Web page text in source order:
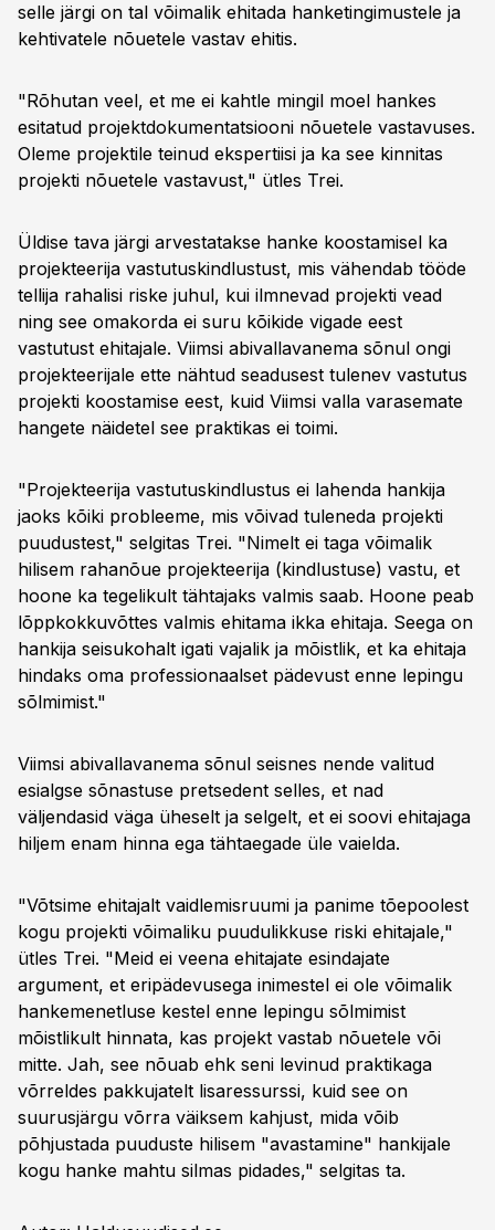
selle järgi on tal võimalik ehitada hanketingimustele ja
kehtivatele nõuetele vastav ehitis.
"Rõhutan veel, et me ei kahtle mingil moel hankes
esitatud projektdokumentatsiooni nõuetele vastavuses.
Oleme projektile teinud ekspertiisi ja ka see kinnitas
projekti nõuetele vastavust," ütles Trei.
Üldise tava järgi arvestatakse hanke koostamisel ka
projekteerija vastutuskindlustust, mis vähendab tööde
tellija rahalisi riske juhul, kui ilmnevad projekti vead
ning see omakorda ei suru kõikide vigade eest
vastutust ehitajale. Viimsi abivallavanema sõnul ongi
projekteerijale ette nähtud seadusest tulenev vastutus
projekti koostamise eest, kuid Viimsi valla varasemate
hangete näidetel see praktikas ei toimi.
"Projekteerija vastutuskindlustus ei lahenda hankija
jaoks kõiki probleeme, mis võivad tuleneda projekti
puudustest," selgitas Trei. "Nimelt ei taga võimalik
hilisem rahanõue projekteerija (kindlustuse) vastu, et
hoone ka tegelikult tähtajaks valmis saab. Hoone peab
lõppkokkuvõttes valmis ehitama ikka ehitaja. Seega on
hankija seisukohalt igati vajalik ja mõistlik, et ka ehitaja
hindaks oma professionaalset pädevust enne lepingu
sõlmimist."
Viimsi abivallavanema sõnul seisnes nende valitud
esialgse sõnastuse pretsedent selles, et nad
väljendasid väga üheselt ja selgelt, et ei soovi ehitajaga
hiljem enam hinna ega tähtaegade üle vaielda.
"Võtsime ehitajalt vaidlemisruumi ja panime tõepoolest
kogu projekti võimaliku puudulikkuse riski ehitajale,"
ütles Trei. "Meid ei veena ehitajate esindajate
argument, et eripädevusega inimestel ei ole võimalik
hankemenetluse kestel enne lepingu sõlmimist
mõistlikult hinnata, kas projekt vastab nõuetele või
mitte. Jah, see nõuab ehk seni levinud praktikaga
võrreldes pakkujatelt lisaressurssi, kuid see on
suurusjärgu võrra väiksem kahjust, mida võib
põhjustada puuduste hilisem "avastamine" hankijale
kogu hanke mahtu silmas pidades," selgitas ta.